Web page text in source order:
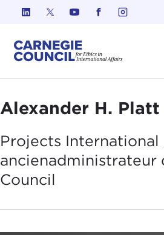
Skip to content
Alexander H. Platt
Projects International
ancienadministrateur
Council